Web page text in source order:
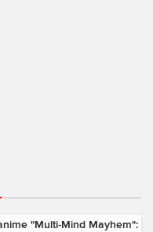
"Multi-Mind Mayhem":